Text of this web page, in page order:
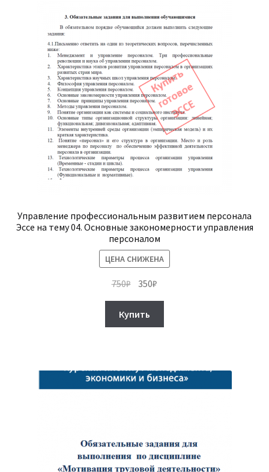
Управление профессиональным развитием персонала
Эссе на тему 04. Основные закономерности управления
персоналом
ЦЕНА СНИЖЕНА
750₽ Первоначальная
составляла
750₽.
350₽
Купить